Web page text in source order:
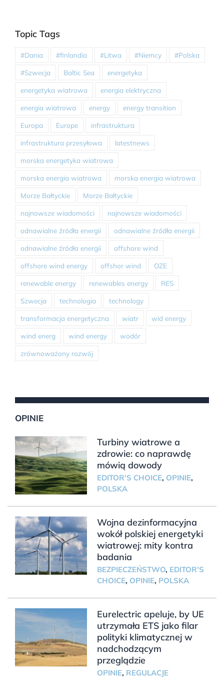
Topic Tags
#Dania #finlandia #Litwa #Niemcy #Polska
#Szwecja Baltic Sea energetyka
energetyka wiatrowa energia elektryczna
energia wiatrowa energy energy transition
Europa Europe infrastruktura
infrastruktura przesyłowa latestnews
morska energetyka wiatrowa
morska energia wiatrowa morska energia wiatrowa
Morze Bałtyckie Morze Bałtyckie
najnowsze wiadomości najnowsze wiadomości
odnawialne źródła energii odnawialne źródła energii
odnawialne źródła energii offshore wind
offshore wind energy offshor wind OZE
renewable energy renewables energy RES
Szwecja technologia technology
transformacja energetyczna wiatr wid energy
wind energ wind energy wodór
zrównoważony rozwój
OPINIE
Turbiny wiatrowe a
zdrowie: co naprawdę
mówią dowody
EDITOR'S CHOICE, OPINIE,
POLSKA
Wojna dezinformacyjna
wokół polskiej energetyki
wiatrowej: mity kontra
badania
BEZPIECZEŃSTWO, EDITOR'S
CHOICE, OPINIE, POLSKA
Eurelectric apeluje, by UE
utrzymała ETS jako filar
polityki klimatycznej w
nadchodzącym
przeglądzie
OPINIE, REGULACJE